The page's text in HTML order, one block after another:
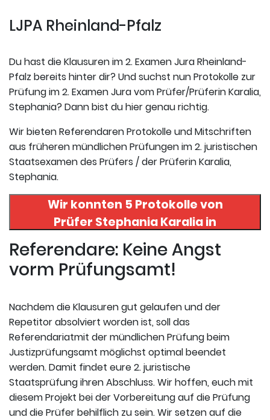
LJPA Rheinland-Pfalz
Du hast die Klausuren im 2. Examen Jura Rheinland-
Pfalz bereits hinter dir? Und suchst nun Protokolle zur
Prüfung im 2. Examen Jura vom Prüfer/Prüferin Karalia,
Stephania? Dann bist du hier genau richtig.
Wir bieten Referendaren Protokolle und Mitschriften
aus früheren mündlichen Prüfungen im 2. juristischen
Staatsexamen des Prüfers / der Prüferin Karalia,
Stephania.
Wir konnten 5 Protokolle von
Prüfer Stephania Karaliain
uneserer Datenbank finden. Hier
registrieren und die Protokolle
abrufen.
Referendare: Keine Angst
vorm Prüfungsamt!
Nachdem die Klausuren gut gelaufen und der
Repetitor absolviert worden ist, soll das
Referendariatmit der mündlichen Prüfung beim
Justizprüfungsamt möglichst optimal beendet
werden. Damit findet eure 2. juristische
Staatsprüfung ihren Abschluss. Wir hoffen, euch mit
diesem Projekt bei der Vorbereitung auf die Prüfung
und die Prüfer behilflich zu sein. Wir setzen auf die